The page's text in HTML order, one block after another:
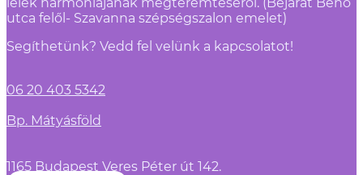
utca felől- Szavanna szépségszalon emelet)
Segíthetünk? Vedd fel velünk a kapcsolatot!
06 20 403 5342
Bp. Mátyásföld
1165 Budapest Veres Péter út 142.